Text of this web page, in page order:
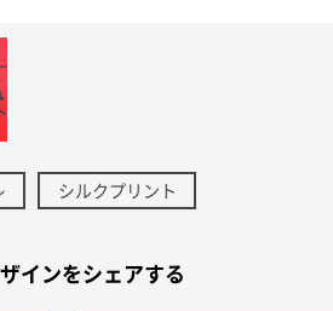
シルクプリント
インをシェアする